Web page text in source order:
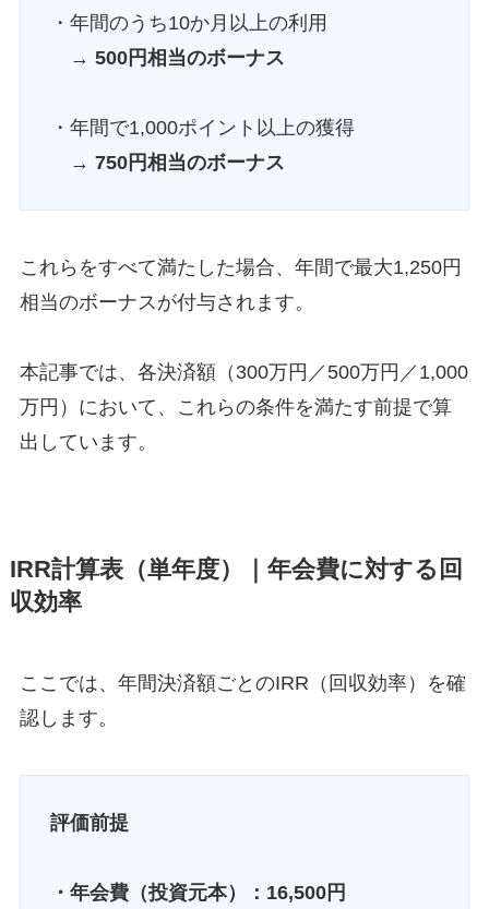
・年間のうち10か月以上の利用
→ 500円相当のボーナス
・年間で1,000ポイント以上の獲得
→ 750円相当のボーナス
これらをすべて満たした場合、年間で最大1,250円
相当のボーナスが付与されます。
本記事では、各決済額（300万円／500万円／1,000
万円）において、これらの条件を満たす前提で算
出しています。
IRR計算表（単年度）｜年会費に対する回
収効率
ここでは、年間決済額ごとのIRR（回収効率）を確
認します。
評価前提
・年会費（投資元本）：16,500円